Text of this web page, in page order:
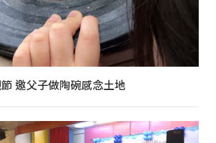
邀父子做陶碗感念土地